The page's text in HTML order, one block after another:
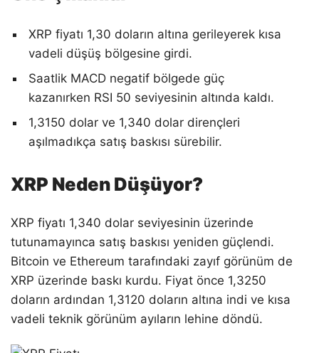
XRP fiyatı 1,30 doların altına gerileyerek kısa
vadeli düşüş bölgesine girdi.
Saatlik MACD negatif bölgede güç
kazanırken RSI 50 seviyesinin altında kaldı.
1,3150 dolar ve 1,340 dolar dirençleri
aşılmadıkça satış baskısı sürebilir.
XRP Neden Düşüyor?
XRP fiyatı 1,340 dolar seviyesinin üzerinde
tutunamayınca satış baskısı yeniden güçlendi.
Bitcoin ve Ethereum tarafındaki zayıf görünüm de
XRP üzerinde baskı kurdu. Fiyat önce 1,3250
doların ardından 1,3120 doların altına indi ve kısa
vadeli teknik görünüm ayıların lehine döndü.